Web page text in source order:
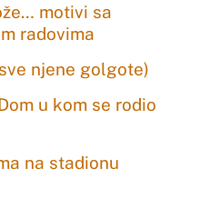
motivi sa
radovima
njene golgote)
u kom se rodio
na stadionu